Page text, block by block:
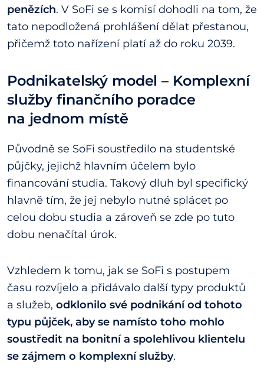
penězích. V SoFi se s komisí dohodli na tom, že
tato nepodložená prohlášení dělat přestanou,
přičemž toto nařízení platí až do roku 2039.
Podnikatelský model – Komplexní
služby finančního poradce
na jednom místě
Původně se SoFi soustředilo na studentské
půjčky, jejichž hlavním účelem bylo
financování studia. Takový dluh byl specifický
hlavně tím, že jej nebylo nutné splácet po
celou dobu studia a zároveň se zde po tuto
dobu nenačítal úrok.
Vzhledem k tomu, jak se SoFi s postupem
času rozvíjelo a přidávalo další typy produktů
a služeb, odklonilo své podnikání od tohoto
typu půjček, aby se namísto toho mohlo
soustředit na bonitní a spolehlivou klientelu
se zájmem o komplexní služby.